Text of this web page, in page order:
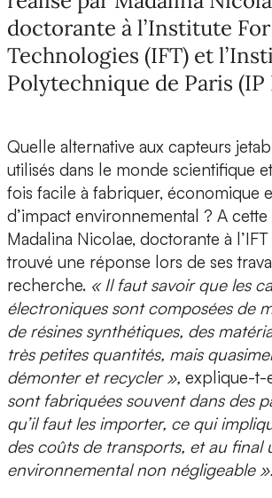
doctorante à l’Institute
Technologies (IFT) et
Polytechnique de Paris (IP
Quelle alternative aux capteurs
utilisés dans le monde scientifique
fois facile à fabriquer, économique
d’impact environnemental ? A cette
Madalina Nicolae, doctorante à
trouvé une réponse lors de ses
recherche. « Il faut savoir que les
électroniques sont composées de
de résines synthétiques, des
très petites quantités, mais
démonter et recycler », explique-t-
sont fabriquées souvent dans des
qu’il faut les importer, ce qui
des coûts de transports, et au final
environnemental non négligeable ».